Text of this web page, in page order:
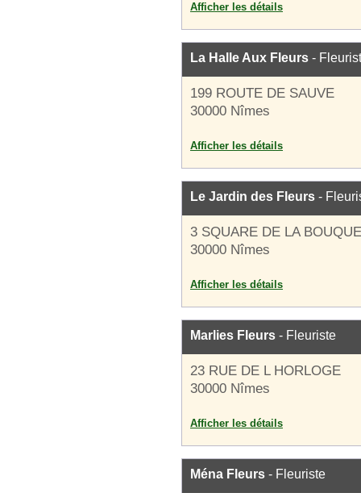
Afficher les détails
La Halle Aux Fleurs -
199 ROUTE DE SAUVE
30000 Nîmes
Afficher les détails
Le Jardin des Fleurs -
3 SQUARE DE LA
30000 Nîmes
Afficher les détails
Marlies Fleurs - Fleuriste
23 RUE DE L HORLOGE
30000 Nîmes
Afficher les détails
Ména Fleurs - Fleuriste